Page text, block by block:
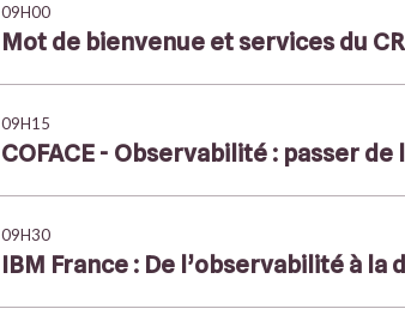
09H00
Mot de bienvenue et services du
09H15
COFACE - Observabilité : passer
09H30
IBM France : De l’observabilité à